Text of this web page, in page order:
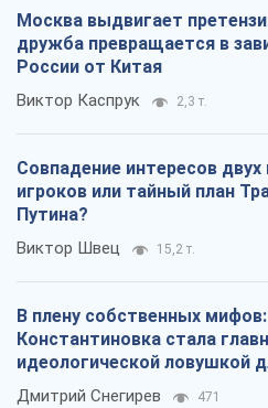
Москва выдвигает
дружба превращается в
России от Китая
Виктор Каспрук 2,3 т.
Совпадение интересов
игроков или тайный план
Путина?
Виктор Швец 15,2 т.
В плену собственных
Константиновка стала
идеологической ловушкой
российских оккупантов
Дмитрий Снегирев 471